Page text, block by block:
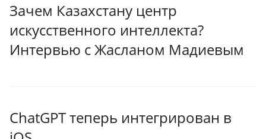
Зачем Казахстану центр
искусственного интеллекта?
Интервью с Жасланом Мадиевым
ChatGPT теперь интегрирован в